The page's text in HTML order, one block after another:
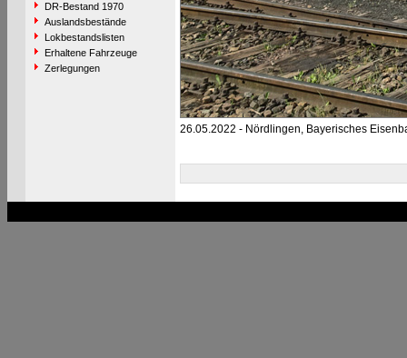
DR-Bestand 1970
Auslandsbestände
Lokbestandslisten
Erhaltene Fahrzeuge
Zerlegungen
26.05.2022 - Nördlingen, Bayerisches